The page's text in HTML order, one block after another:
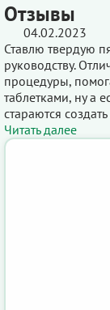
Отзывы
04.02.2023
Ставлю твердую
руководству.
процедуры,
таблетками, ну а
стараются
Читать далее